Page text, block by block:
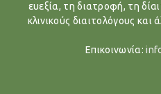
ευεξία, τη διατροφή, τη
κλινικούς διαιτολόγους και
Επικοινωνία: